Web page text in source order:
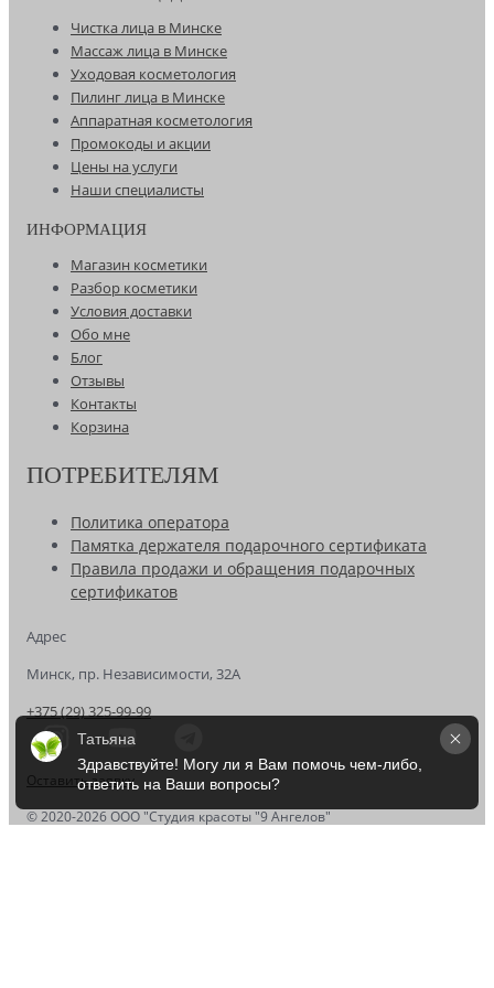
Чистка лица в Минске
Массаж лица в Минске
Уходовая косметология
Пилинг лица в Минске
Аппаратная косметология
Промокоды и акции
Цены на услуги
Наши специалисты
ИНФОРМАЦИЯ
Магазин косметики
Разбор косметики
Условия доставки
Обо мне
Блог
Отзывы
Контакты
Корзина
ПОТРЕБИТЕЛЯМ
Политика оператора
Памятка держателя подарочного сертификата
Правила продажи и обращения подарочных
сертификатов
Адрес
Минск, пр. Независимости, 32А
+375 (29) 325-99-99
Оставить заявку
© 2020-2026 OOO "Студия красоты "9 Ангелов"
Татьяна
Здравствуйте! Могу ли я Вам помочь чем-либо,
ответить на Ваши вопросы?